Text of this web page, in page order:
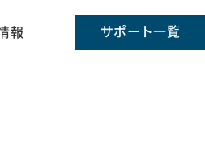
報 サポート一覧